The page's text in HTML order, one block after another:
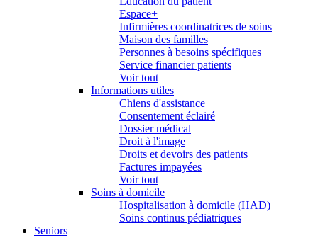
Espace+
Infirmières coordinatrices de soins
Maison des familles
Personnes à besoins spécifiques
Service financier patients
Voir tout
Informations utiles
Chiens d'assistance
Consentement éclairé
Dossier médical
Droit à l'image
Droits et devoirs des patients
Factures impayées
Voir tout
Soins à domicile
Hospitalisation à domicile (HAD)
Soins continus pédiatriques
Seniors